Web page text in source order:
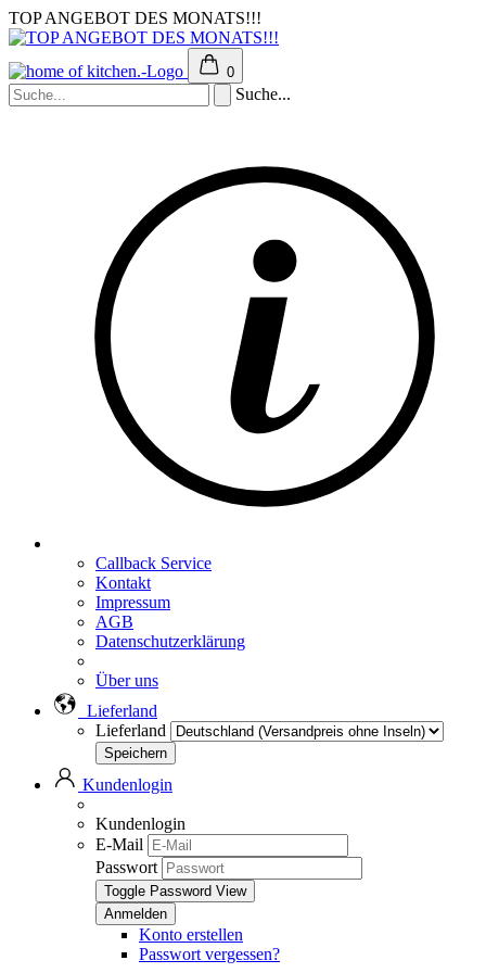
TOP ANGEBOT DES MONATS!!!
0
Suche...
Callback Service
Kontakt
Impressum
AGB
Datenschutzerklärung
Über uns
Lieferland
Lieferland
Kundenlogin
Kundenlogin
E-Mail
Passwort
Toggle Password View
Konto erstellen
Passwort vergessen?